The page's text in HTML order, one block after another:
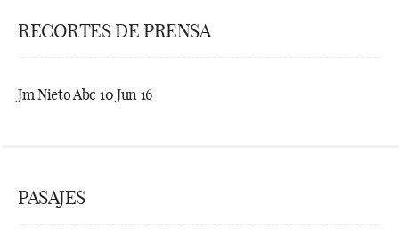
RECORTES DE PRENSA
Jm Nieto Abc 10 Jun 16
PASAJES